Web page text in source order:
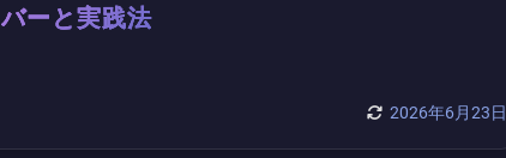
2026年6月23日
バーと実践法